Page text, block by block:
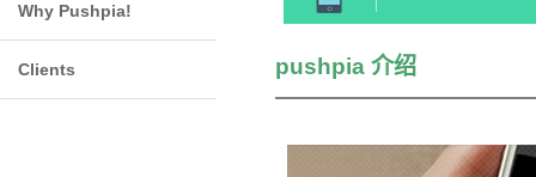
Why Pushpia!
Clients pushpia 介绍